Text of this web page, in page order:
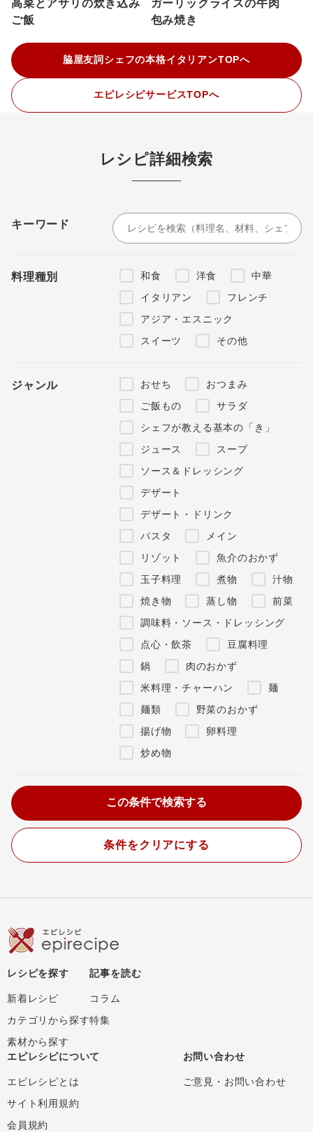
高菜とアサリの炊き込み
ご飯
ガーリックライスの牛肉
包み焼き
脇屋友詞シェフの本格イタリアンTOPへ
エピレシピサービスTOPへ
レシピ詳細検索
キーワード
料理種別 和食 洋食
中華
イタリアン
フレンチ
アジア・エスニック
スイーツ
その他
ジャンル おせち
おつまみ
ご飯もの
サラダ
シェフが教える基本の「き」
ジュース
スープ
ソース＆ドレッシング
デザート
デザート・ドリンク
パスタ
メイン
リゾット
魚介のおかず
玉子料理
煮物
汁物
焼き物
蒸し物
前菜
調味料・ソース・ドレッシング
点心・飲茶
豆腐料理
鍋
肉のおかず
米料理・チャーハン
麺
麺類
野菜のおかず
揚げ物
卵料理
炒め物
条件をクリアにする
レシピを探す
新着レシピ
カテゴリから探す
素材から探す
記事を読む
コラム
特集
エピレシピについて
エピレシピとは
サイト利用規約
会員規約
お問い合わせ
ご意見・お問い合わせ